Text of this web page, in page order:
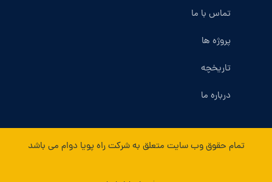
تماس با ما
پروژه ها
تاریخچه
درباره ما
تمام حقوق وب سایت متعلق به شرکت راه پویا دوام می باشد